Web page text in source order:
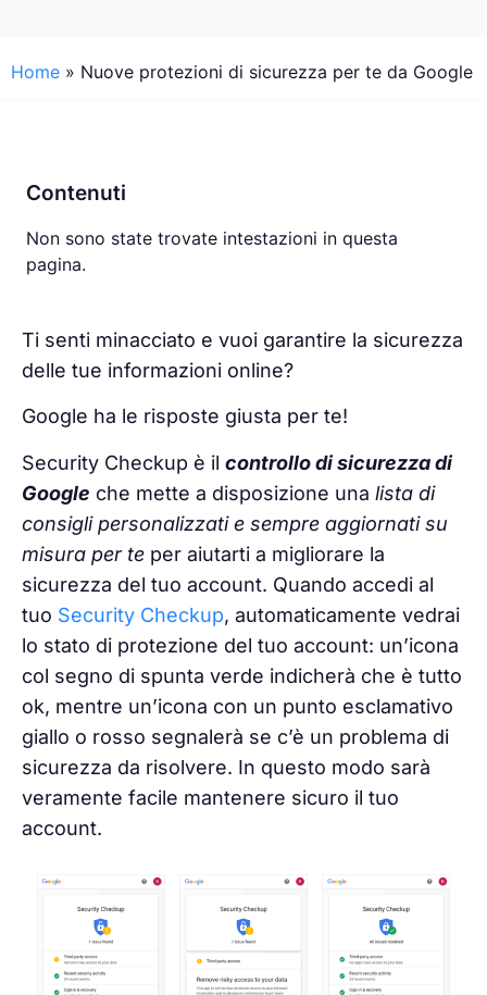
Home » Nuove protezioni di sicurezza per te da Google
Contenuti
Non sono state trovate intestazioni in questa
pagina.
Ti senti minacciato e vuoi garantire la sicurezza
delle tue informazioni online?
Google ha le risposte giusta per te!
Security Checkup è il controllo di sicurezza di
Google che mette a disposizione una lista di
consigli personalizzati e sempre aggiornati su
misura per te per aiutarti a migliorare la
sicurezza del tuo account. Quando accedi al
tuo Security Checkup, automaticamente vedrai
lo stato di protezione del tuo account: un’icona
col segno di spunta verde indicherà che è tutto
ok, mentre un’icona con un punto esclamativo
giallo o rosso segnalerà se c’è un problema di
sicurezza da risolvere. In questo modo sarà
veramente facile mantenere sicuro il tuo
account.